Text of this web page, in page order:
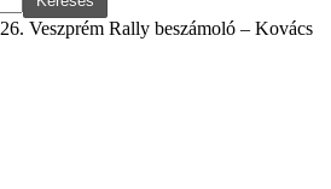
26. Veszprém Rally beszámoló – Kovács